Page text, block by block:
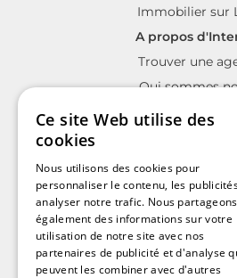
Immobilier sur
A propos
Trouver une
Qui sommes
La charte
Annonces
Annonces immobilières
Annonces
Ce site Web utilise des
cookies
Nous utilisons des cookies pour
personnaliser le contenu, les
analyser notre trafic. Nous partageons
également des informations sur votre
utilisation de notre site avec nos
partenaires de publicité et d'analyse
peuvent les combiner avec d'autres